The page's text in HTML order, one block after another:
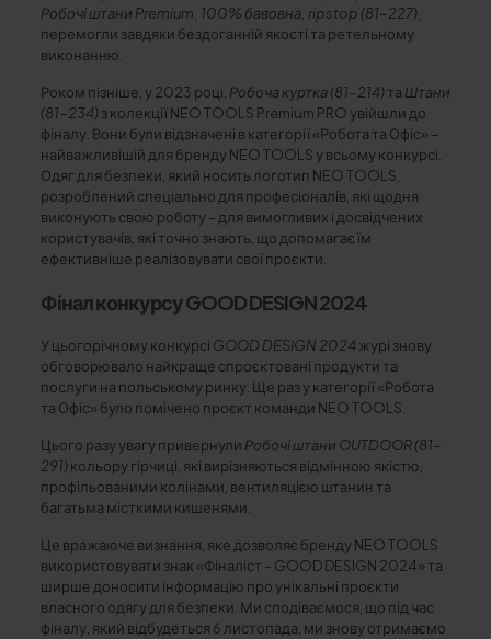
Робочі штани Premium, 100% бавовна, ripstop (81-227)
перемогли завдяки бездоганній якості та ретельному
виконанню.
Роком пізніше, у 2023 році, Робоча куртка (81-214) та Штани
(81-234) з колекції NEO TOOLS Premium PRO увійшли до
фіналу. Вони були відзначені в категорії «Робота та Офіс» –
найважливішій для бренду NEO TOOLS у всьому конкурсі.
Одяг для безпеки, який носить логотип NEO TOOLS,
розроблений спеціально для професіоналів, які щодня
виконують свою роботу – для вимогливих і досвідчених
користувачів, які точно знають, що допомагає їм
ефективніше реалізовувати свої проєкти.
Фінал конкурсу GOOD DESIGN 2024
У цьогорічному конкурсі GOOD DESIGN 2024 журі знову
обговорювало найкраще спроєктовані продукти та
послуги на польському ринку. Ще раз у категорії «Робота
та Офіс» було помічено проєкт команди NEO TOOLS.
Цього разу увагу привернули Робочі штани OUTDOOR (81-
291) кольору гірчиці, які вирізняються відмінною якістю,
профільованими колінами, вентиляцією штанин та
багатьма місткими кишенями.
Це вражаюче визнання, яке дозволяє бренду NEO TOOLS
використовувати знак «Фіналіст – GOOD DESIGN 2024» та
ширше доносити інформацію про унікальні проєкти
власного одягу для безпеки. Ми сподіваємося, що під час
фіналу, який відбудеться 6 листопада, ми знову отримаємо